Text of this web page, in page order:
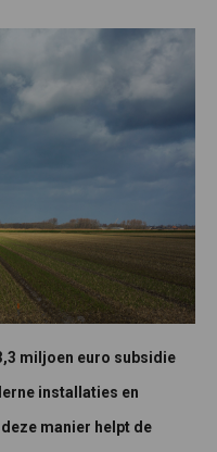
miljoen euro subsidie
installaties en
manier helpt de